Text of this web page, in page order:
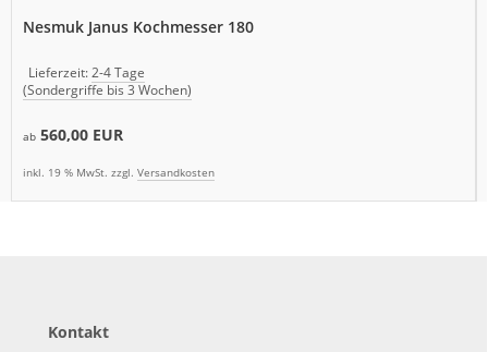
Nesmuk Janus Kochmesser 180
Lieferzeit:2-4 Tage
(Sondergriffe bis 3 Wochen)
ab 560,00 EUR
inkl. 19 % MwSt. zzgl. Versandkosten
Kontakt